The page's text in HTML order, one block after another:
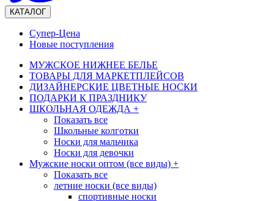
КАТАЛОГ
Супер-Цена
Новые поступления
МУЖСКОЕ НИЖНЕЕ БЕЛЬЕ
ТОВАРЫ ДЛЯ МАРКЕТПЛЕЙСОВ
ДИЗАЙНЕРСКИЕ ЦВЕТНЫЕ НОСКИ
ПОДАРКИ К ПРАЗДНИКУ
ШКОЛЬНАЯ ОДЕЖДА +
Показать все
Школьные колготки
Носки для мальчика
Носки для девочки
Мужские носки оптом (все виды) +
Показать все
летние носки (все виды)
спортивные носки